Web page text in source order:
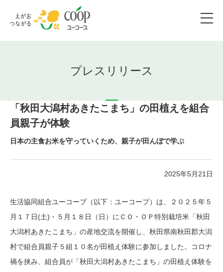
プレスリリース
「秋田大潟村あきたこまち」の田植えを組合
員親子が体験
日本の主食お米を守っていくため、親子が田んぼで学ぶ
2025年5月21日
生活協同組合ユーコープ（以下：ユーコープ）は、２０２５年５
月１７日(土)・５月１８日（日）にＣＯ・ＯＰ特別栽培米「秋田
大潟村あきたこまち」の産地交流を開催し、秋田県南秋田郡大潟
村で組合員親子５組１０名が田植え体験に参加しました。コロナ
禍を挟み、組合員が「秋田大潟村あきたこまち」の田植え体験を